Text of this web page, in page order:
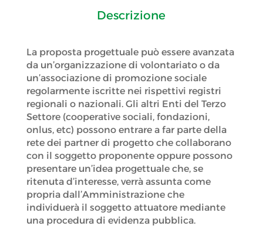
Descrizione
La proposta progettuale può essere avanzata
da un’organizzazione di volontariato o da
un’associazione di promozione sociale
regolarmente iscritte nei rispettivi registri
regionali o nazionali. Gli altri Enti del Terzo
Settore (cooperative sociali, fondazioni,
onlus, etc) possono entrare a far parte della
rete dei partner di progetto che collaborano
con il soggetto proponente oppure possono
presentare un’idea progettuale che, se
ritenuta d’interesse, verrà assunta come
propria dall’Amministrazione che
individuerà il soggetto attuatore mediante
una procedura di evidenza pubblica.